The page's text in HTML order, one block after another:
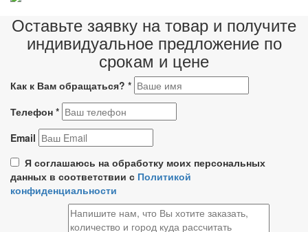
Оставьте заявку на товар и получите
индивидуальное предложение по
срокам и цене
Как к Вам обращаться? *
Телефон *
Email
Я соглашаюсь на обработку моих персональных
данных в соответствии с Политикой
конфиденциальности